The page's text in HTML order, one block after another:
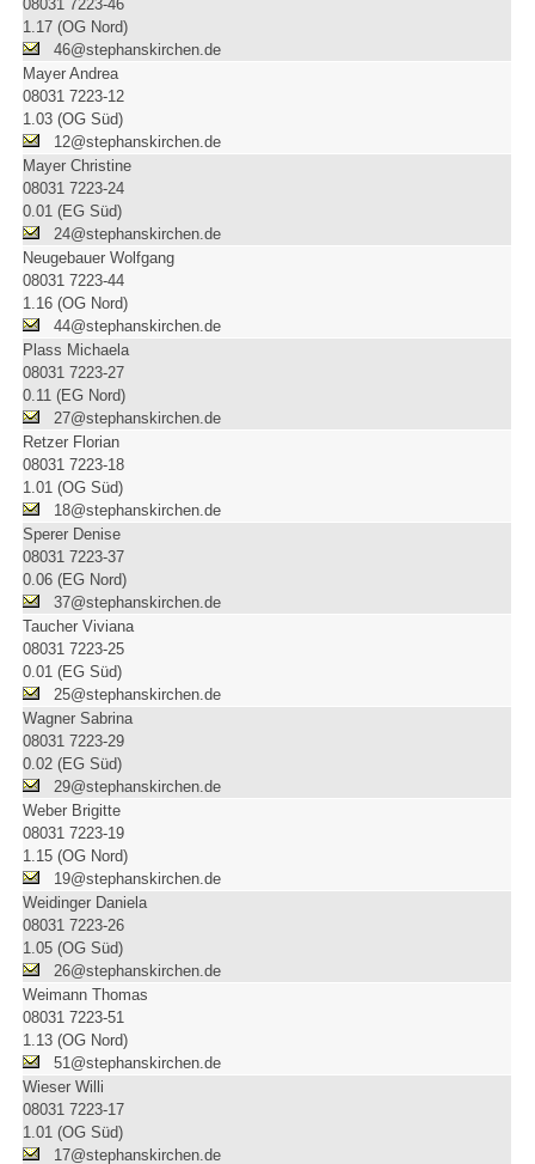
08031 7223-46
1.17 (OG Nord)
46@stephanskirchen.de
Mayer Andrea
08031 7223-12
1.03 (OG Süd)
12@stephanskirchen.de
Mayer Christine
08031 7223-24
0.01 (EG Süd)
24@stephanskirchen.de
Neugebauer Wolfgang
08031 7223-44
1.16 (OG Nord)
44@stephanskirchen.de
Plass Michaela
08031 7223-27
0.11 (EG Nord)
27@stephanskirchen.de
Retzer Florian
08031 7223-18
1.01 (OG Süd)
18@stephanskirchen.de
Sperer Denise
08031 7223-37
0.06 (EG Nord)
37@stephanskirchen.de
Taucher Viviana
08031 7223-25
0.01 (EG Süd)
25@stephanskirchen.de
Wagner Sabrina
08031 7223-29
0.02 (EG Süd)
29@stephanskirchen.de
Weber Brigitte
08031 7223-19
1.15 (OG Nord)
19@stephanskirchen.de
Weidinger Daniela
08031 7223-26
1.05 (OG Süd)
26@stephanskirchen.de
Weimann Thomas
08031 7223-51
1.13 (OG Nord)
51@stephanskirchen.de
Wieser Willi
08031 7223-17
1.01 (OG Süd)
17@stephanskirchen.de